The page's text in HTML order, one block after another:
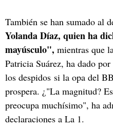
También se han sumado al
Yolanda Díaz, quien ha
mayúsculo", mientras que
Patricia Suárez, ha dado
los despidos si la opa del
prospera. ¿"La magnitud?
preocupa muchísimo", ha
declaraciones a La 1.